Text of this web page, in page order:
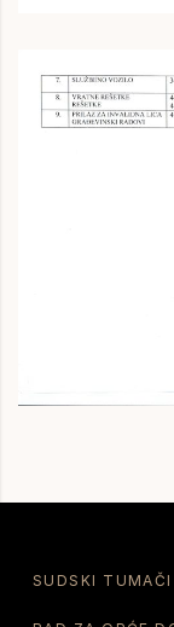
SUDSKI TUMAČI